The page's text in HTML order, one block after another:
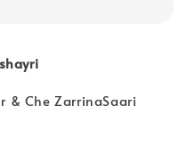
& Che ZarrinaSaari